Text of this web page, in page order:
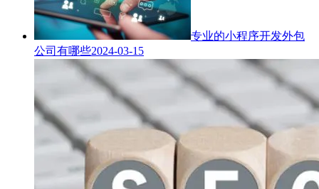
专业的小程序开发外包
公司有哪些2024-03-15